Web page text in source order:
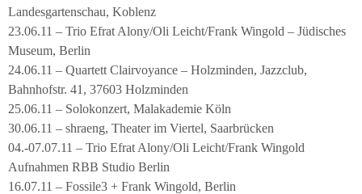
Landesgartenschau, Koblenz
23.06.11 – Trio Efrat Alony/Oli Leicht/Frank Wingold – Jüdisches
Museum, Berlin
24.06.11 – Quartett Clairvoyance – Holzminden, Jazzclub,
Bahnhofstr. 41, 37603 Holzminden
25.06.11 – Solokonzert, Malakademie Köln
30.06.11 – shraeng, Theater im Viertel, Saarbrücken
04.-07.07.11 – Trio Efrat Alony/Oli Leicht/Frank Wingold
Aufnahmen RBB Studio Berlin
16.07.11 – Fossile3 + Frank Wingold, Berlin